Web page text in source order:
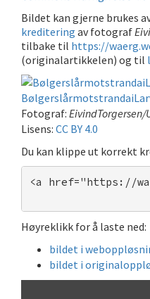
Bildet kan gjerne brukes
kreditering av fotograf
tilbake til https://
(originalartikkelen) og til
Fotograf: EivindTorgersen/
Lisens: CC BY 4.0
Du kan klippe ut korrekt
<a href="https://
Høyreklikk for å laste ned:
bildet i
bildet i